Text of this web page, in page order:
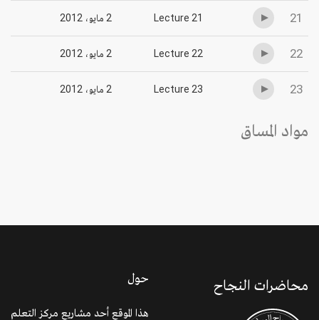
21
Lecture 21 2 مايو، 2012
22
Lecture 22 2 مايو، 2012
23
Lecture 23 2 مايو، 2012
مواد المساق
محاضرات النجاح حول
هذا الموقع أحد مشاريع مركز التعلم